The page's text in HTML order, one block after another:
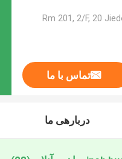
Rm 201, 2/F, 20
تماس با ما
دربارهی ما